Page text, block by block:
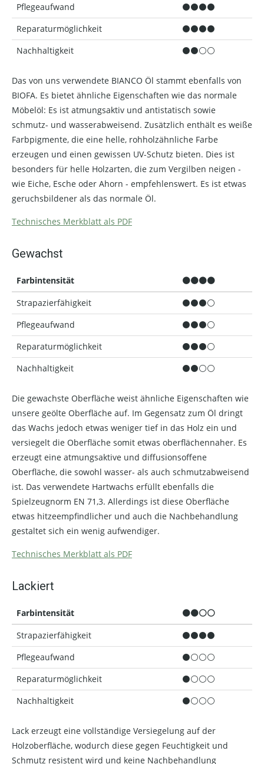
Pflegeaufwand
⚫⚫⚫⚫
Reparaturmöglichkeit
⚫⚫⚫⚫
Nachhaltigkeit
⚫⚫⚪⚪
Das von uns verwendete BIANCO Öl stammt ebenfalls von
BIOFA. Es bietet ähnliche Eigenschaften wie das normale
Möbelöl: Es ist atmungsaktiv und antistatisch sowie
schmutz- und wasserabweisend. Zusätzlich enthält es weiße
Farbpigmente, die eine helle, rohholzähnliche Farbe
erzeugen und einen gewissen UV-Schutz bieten. Dies ist
besonders für helle Holzarten, die zum Vergilben neigen -
wie Eiche, Esche oder Ahorn - empfehlenswert. Es ist etwas
geruchsbildener als das normale Öl.
Technisches Merkblatt als PDF
Gewachst
Farbintensität
⚫⚫⚫⚫
Strapazierfähigkeit
⚫⚫⚫⚪
Pflegeaufwand
⚫⚫⚫⚪
Reparaturmöglichkeit
⚫⚫⚫⚪
Nachhaltigkeit
⚫⚫⚪⚪
Die gewachste Oberfläche weist ähnliche Eigenschaften wie
unsere geölte Oberfläche auf. Im Gegensatz zum Öl dringt
das Wachs jedoch etwas weniger tief in das Holz ein und
versiegelt die Oberfläche somit etwas oberflächennaher. Es
erzeugt eine atmungsaktive und diffusionsoffene
Oberfläche, die sowohl wasser- als auch schmutzabweisend
ist. Das verwendete Hartwachs erfüllt ebenfalls die
Spielzeugnorm EN 71,3. Allerdings ist diese Oberfläche
etwas hitzeempfindlicher und auch die Nachbehandlung
gestaltet sich ein wenig aufwendiger.
Technisches Merkblatt als PDF
Lackiert
Farbintensität
⚫⚫⚪⚪
Strapazierfähigkeit
⚫⚫⚫⚫
Pflegeaufwand
⚫⚪⚪⚪
Reparaturmöglichkeit
⚫⚪⚪⚪
Nachhaltigkeit
⚫⚪⚪⚪
Lack erzeugt eine vollständige Versiegelung auf der
Holzoberfläche, wodurch diese gegen Feuchtigkeit und
Schmutz resistent wird und keine Nachbehandlung